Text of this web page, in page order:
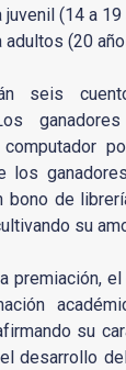
juvenil (14 a
adultos (20
seis
los
bono de
su
premiación,
su
desarrollo